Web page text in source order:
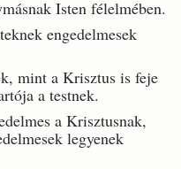
Isten félelmében.
engedelmesek
mint a Krisztus is feje
a testnek.
a Krisztusnak,
legyenek